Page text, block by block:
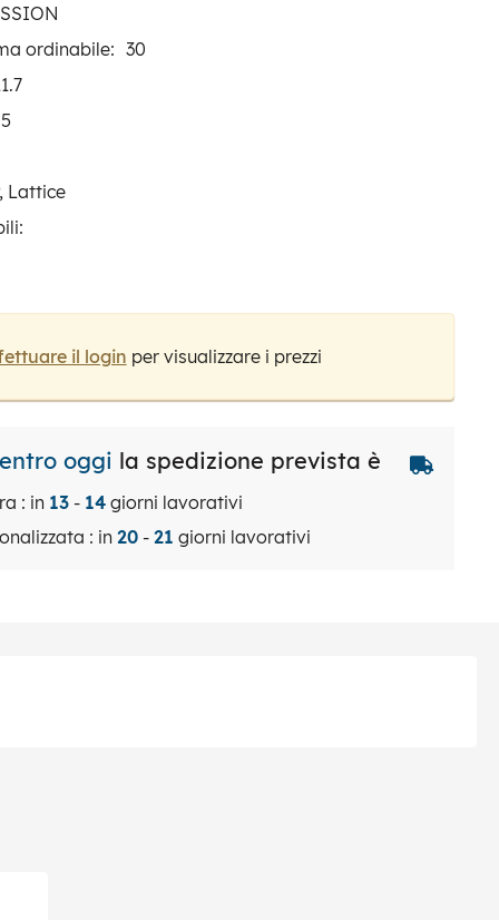
ordinabile: 30
Lattice
il login per visualizzare i prezzi
oggi la spedizione prevista è
: in 13- 14giorni lavorativi
: in 20- 21 giorni lavorativi